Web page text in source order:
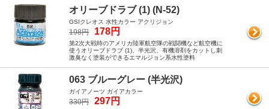
オリーブドラブ (1) (N-52)
GSIクレオス 水性カラー アクリジョン
198円 178円
第2次大戦時のアメリカ陸軍航空隊の戦闘機など航空機に
使うオリーブドラブ (1)、半光沢、有機溶剤をカットし刺
激臭なく塗装ができるエマルジョン系水性塗料
063 ブルーグレー (半光沢)
ガイアノーツ ガイアカラー
330円 297円